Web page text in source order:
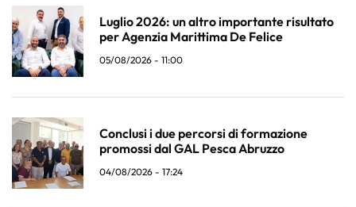
Luglio 2026: un altro importante risultato
per Agenzia Marittima De Felice
05/08/2026 - 11:00
Conclusi i due percorsi di formazione
promossi dal GAL Pesca Abruzzo
04/08/2026 - 17:24